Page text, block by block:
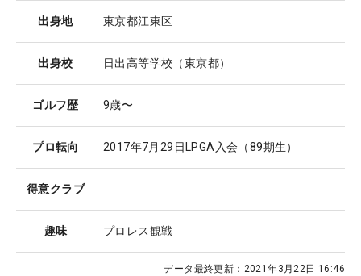
出身地 東京都江東区
出身校 日出高等学校（東京都）
ゴルフ歴 9歳〜
プロ転向 2017年7月29日LPGA入会（89期生）
得意クラブ
趣味 プロレス観戦
データ最終更新： 2021年3月22日 16:46